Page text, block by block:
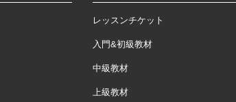
レッスンチケット
入門&初級教材
中級教材
上級教材